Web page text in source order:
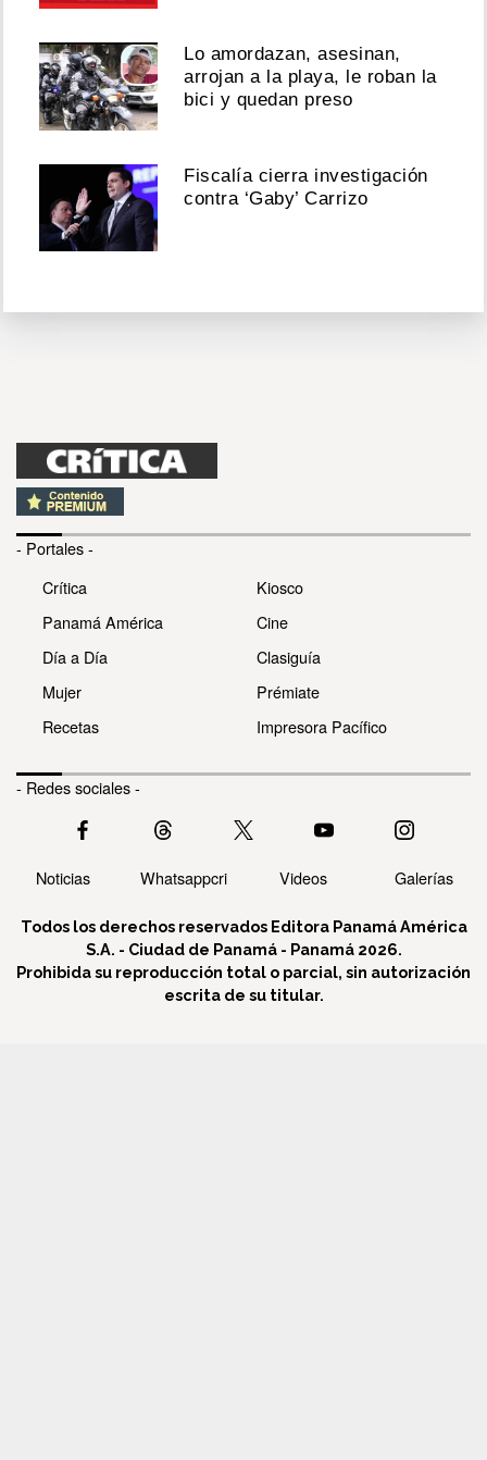
Lo amordazan, asesinan,
arrojan a la playa, le roban la
bici y quedan preso
Fiscalía cierra investigación
contra ‘Gaby’ Carrizo
- Portales -
Crítica
Panamá América
Día a Día
Mujer
Recetas
Kiosco
Cine
Clasiguía
Prémiate
Impresora Pacífico
- Redes sociales -
Noticias Whatsappcri Videos Galerías
Todos los derechos reservados Editora Panamá América
S.A. - Ciudad de Panamá - Panamá 2026.
Prohibida su reproducción total o parcial, sin autorización
escrita de su titular.